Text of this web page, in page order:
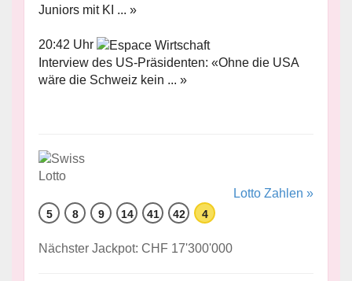
Juniors mit KI ... »
20:42 Uhr
Interview des US-Präsidenten: «Ohne die USA
wäre die Schweiz kein ... »
Lotto Zahlen »
5 8 9 14 41 42 4
Nächster Jackpot: CHF 17'300'000